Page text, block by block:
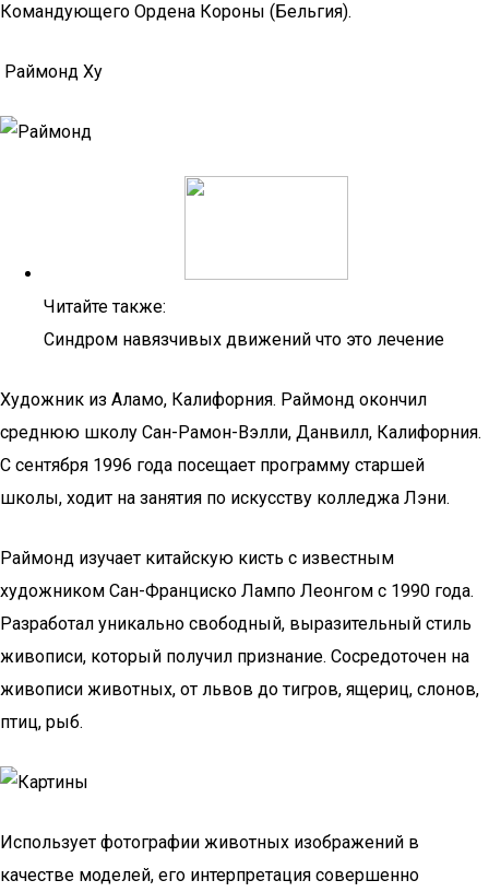
Командующего Ордена Короны (Бельгия).
Раймонд Ху
Читайте также:
Синдром навязчивых движений что это лечение
Художник из Аламо, Калифорния. Раймонд окончил
среднюю школу Сан-Рамон-Вэлли, Данвилл, Калифорния.
С сентября 1996 года посещает программу старшей
школы, ходит на занятия по искусству колледжа Лэни.
Раймонд изучает китайскую кисть с известным
художником Сан-Франциско Лампо Леонгом с 1990 года.
Разработал уникально свободный, выразительный стиль
живописи, который получил признание. Сосредоточен на
живописи животных, от львов до тигров, ящериц, слонов,
птиц, рыб.
Использует фотографии животных изображений в
качестве моделей, его интерпретация совершенно